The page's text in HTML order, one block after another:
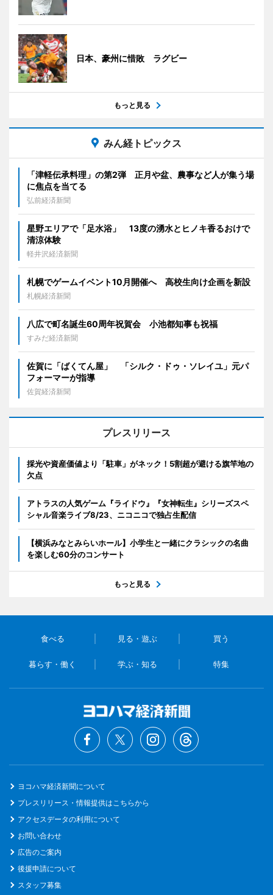
日本、豪州に惜敗 ラグビー
もっと見る
みん経トピックス
「津軽伝承料理」の第2弾 正月や盆、農事など人が集う場
に焦点を当てる
弘前経済新聞
星野エリアで「足水浴」 13度の湧水とヒノキ香るおけで
清涼体験
軽井沢経済新聞
札幌でゲームイベント10月開催へ 高校生向け企画を新設
札幌経済新聞
八広で町名誕生60周年祝賀会 小池都知事も祝福
すみだ経済新聞
佐賀に「ばくてん屋」 「シルク・ドゥ・ソレイユ」元パ
フォーマーが指導
佐賀経済新聞
プレスリリース
採光や資産価値より「駐車」がネック！5割超が避ける旗竿地の
欠点
アトラスの人気ゲーム『ライドウ』『女神転生』シリーズスペ
シャル音楽ライブ8/23、ニコニコで独占生配信
【横浜みなとみらいホール】小学生と一緒にクラシックの名曲
を楽しむ60分のコンサート
もっと見る
食べる 見る・遊ぶ 買う
暮らす・働く 学ぶ・知る 特集
ヨコハマ経済新聞について
プレスリリース・情報提供はこちらから
アクセスデータの利用について
お問い合わせ
広告のご案内
後援申請について
スタッフ募集